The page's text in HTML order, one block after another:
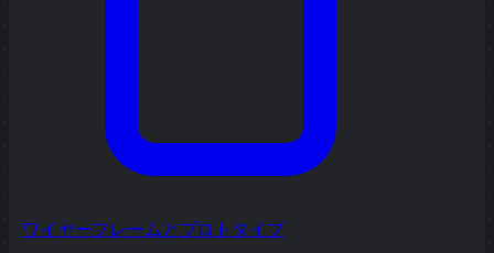
ワイヤーフレームとプロトタイプ